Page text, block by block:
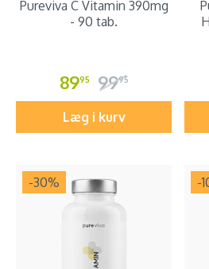
Pureviva C Vitamin 390mg
- 90 tab.
8995 9995
Læg i kurv
-30% -